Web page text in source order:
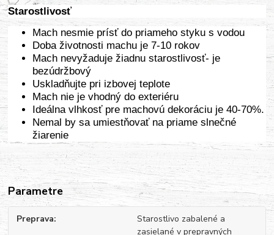
Starostlivosť
Mach nesmie prísť do priameho styku s vodou
Doba životnosti machu je 7-10 rokov
Mach nevyžaduje žiadnu starostlivosť- je
bezúdržbový
Uskladňujte pri izbovej teplote
Mach nie je vhodný do exteriéru
Ideálna vlhkosť pre machovú dekoráciu je 40-70%.
Nemal by sa umiestňovať na priame slnečné
žiarenie
Parametre
Preprava
Starostlivo zabalené a
zasielané v prepravných